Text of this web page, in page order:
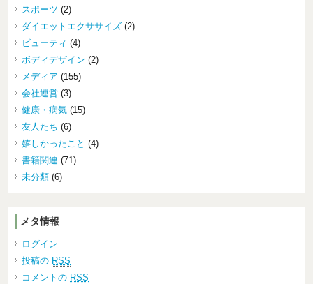
スポーツ (2)
ダイエットエクササイズ (2)
ビューティ (4)
ボディデザイン (2)
メディア (155)
会社運営 (3)
健康・病気 (15)
友人たち (6)
嬉しかったこと (4)
書籍関連 (71)
未分類 (6)
メタ情報
ログイン
投稿の RSS
コメントの RSS